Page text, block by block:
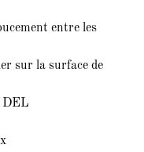
entre les
sur la surface de
DEL